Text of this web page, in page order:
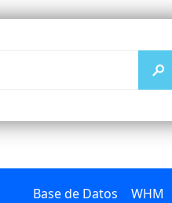
Base de Datos WHM